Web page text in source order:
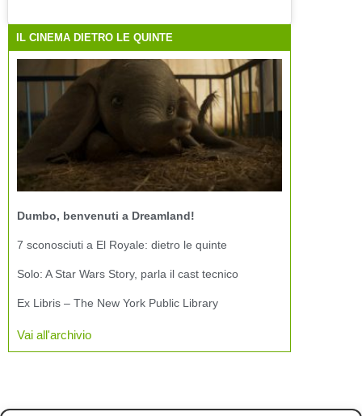
IL CINEMA DIETRO LE QUINTE
Dumbo, benvenuti a Dreamland!
7 sconosciuti a El Royale: dietro le quinte
Solo: A Star Wars Story, parla il cast tecnico
Ex Libris – The New York Public Library
Vai all'archivio